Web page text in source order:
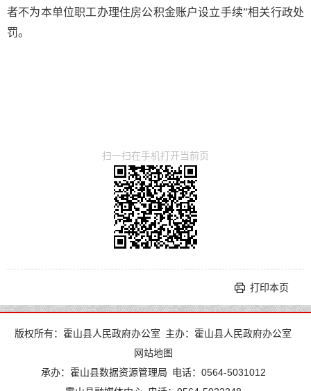
者不为本单位职工办理住房公积金账户设立手续”相关行政处
罚。
扫一扫在手机打开当前页
打印本页
版权所有：霍山县人民政府办公室 主办：霍山县人民政府办公室
网站地图
承办：霍山县数据资源管理局 电话：0564-5031012